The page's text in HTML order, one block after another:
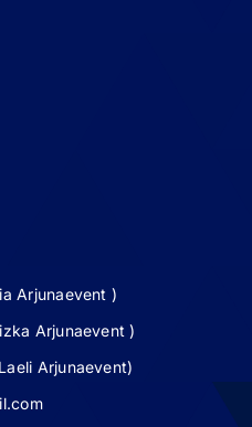
Arjunaevent )
Arjunaevent )
Arjunaevent)